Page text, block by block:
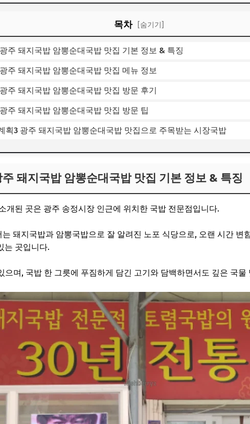
목차 [숨기기]
주 돼지국밥 암뽕순대국밥 맛집 기본 정보 & 특징
주 돼지국밥 암뽕순대국밥 맛집 메뉴 정보
주 돼지국밥 암뽕순대국밥 맛집 방문 후기
주 돼지국밥 암뽕순대국밥 맛집 방문 팁
획3 광주 돼지국밥 암뽕순대국밥 맛집으로 주목받는 시장국밥
돼지국밥 암뽕순대국밥 맛집 기본 정보 & 특징
개된 곳은 광주 송정시장 인근에 위치한 국밥 전문점입니다.
돼지국밥과 암뽕국밥으로 잘 알려진 노포 식당으로, 오랜 시간 변
는 곳입니다.
으며, 국밥 한 그릇에 푸짐하게 담긴 고기와 담백하면서도 깊은 국물